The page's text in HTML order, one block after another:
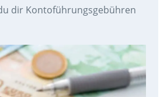
dir Kontoführungsgebühren